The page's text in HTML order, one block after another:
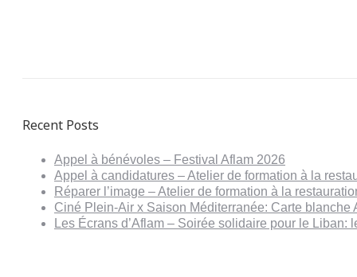
Recent Posts
Appel à bénévoles – Festival Aflam 2026
Appel à candidatures – Atelier de formation à la
Réparer l’image – Atelier de formation à la
Ciné Plein-Air x Saison Méditerranée: Carte blanche
Les Écrans d’Aflam – Soirée solidaire pour le